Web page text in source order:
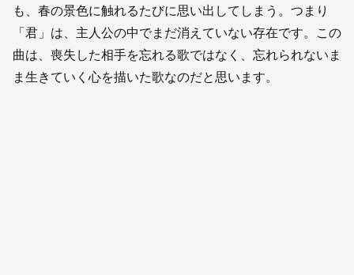
も、春の景色に触れるたびに思い出してしまう。つまり
「君」は、主人公の中でまだ消えていない存在です。この
曲は、喪失した相手を忘れる歌ではなく、忘れられないま
ま生きていく心を描いた歌なのだと思います。